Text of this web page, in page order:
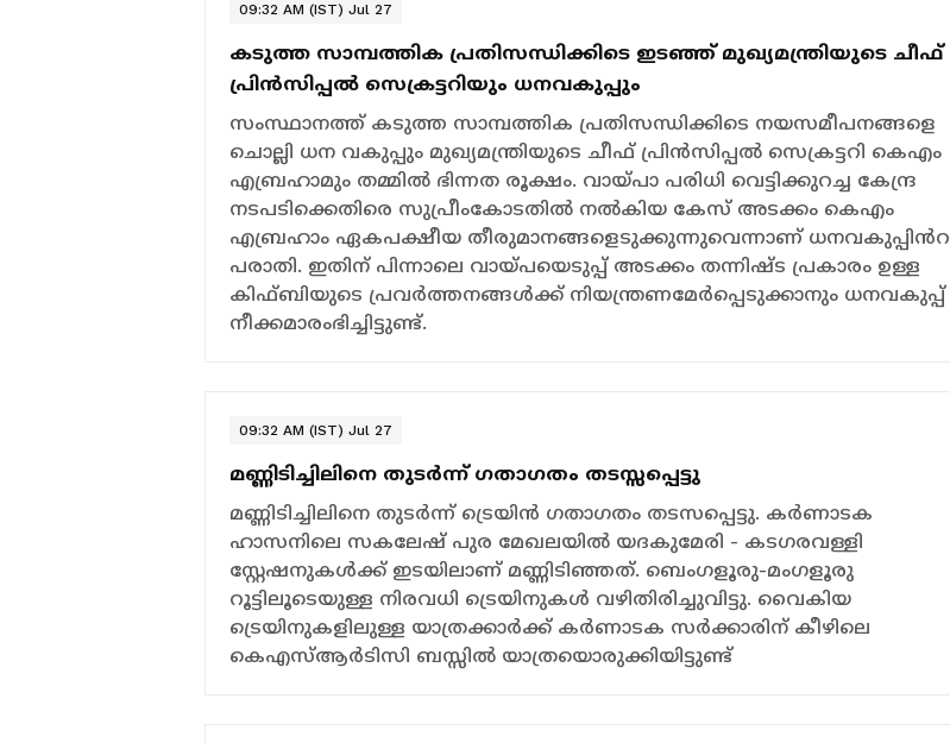
09:32 AM (IST) Jul 27
കടുത്ത സാമ്പത്തിക പ്രതിസന്ധിക്കിടെ ഇടഞ്ഞ് മുഖ്യമന്ത്രിയുടെ ചീഫ്
പ്രിന്‍സിപ്പല്‍ സെക്രട്ടറിയും ധനവകുപ്പും
സംസ്ഥാനത്ത് കടുത്ത സാമ്പത്തിക പ്രതിസന്ധിക്കിടെ നയസമീപനങ്ങളെ
ചൊല്ലി ധന വകുപ്പും മുഖ്യമന്ത്രിയുടെ ചീഫ് പ്രിൻസിപ്പൽ സെക്രട്ടറി കെഎം
എബ്രഹാമും തമ്മിൽ ഭിന്നത രൂക്ഷം. വായ്പാ പരിധി വെട്ടിക്കുറച്ച കേന്ദ്ര
നടപടിക്കെതിരെ സുപ്രീംകോടതിൽ നൽകിയ കേസ് അടക്കം കെഎം
എബ്രഹാം ഏകപക്ഷീയ തീരുമാനങ്ങളെടുക്കുന്നുവെന്നാണ് ധനവകുപ്പിൻറ
പരാതി. ഇതിന് പിന്നാലെ വായ്പയെടുപ്പ് അടക്കം തന്നിഷ്ട പ്രകാരം ഉള്ള
കിഫ്ബിയുടെ പ്രവര്‍ത്തനങ്ങൾക്ക് നിയന്ത്രണമേര്‍പ്പെടുക്കാനും ധനവകുപ്പ്
നീക്കമാരംഭിച്ചിട്ടുണ്ട്.
09:32 AM (IST) Jul 27
മണ്ണിടിച്ചിലിനെ തുടര്‍ന്ന് ഗതാഗതം തടസ്സപ്പെട്ടു
മണ്ണിടിച്ചിലിനെ തുടര്‍ന്ന് ട്രെയിൻ ഗതാഗതം തടസപ്പെട്ടു. കര്‍ണാടക
ഹാസനിലെ സകലേഷ് പുര മേഖലയിൽ യദകുമേരി - കടഗരവള്ളി
സ്റ്റേഷനുകൾക്ക് ഇടയിലാണ് മണ്ണിടിഞ്ഞത്. ബെംഗളൂരു-മംഗളൂരു
റൂട്ടിലൂടെയുള്ള നിരവധി ട്രെയിനുകൾ വഴിതിരിച്ചുവിട്ടു. വൈകിയ
ട്രെയിനുകളിലുള്ള യാത്രക്കാർക്ക് കര്‍ണാടക സര്‍ക്കാരിന് കീഴിലെ
കെഎസ്ആർടിസി ബസ്സിൽ യാത്രയൊരുക്കിയിട്ടുണ്ട്